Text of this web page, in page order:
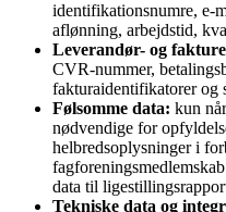
identifikationsnumre, e-
aflønning, arbejdstid,
Leverandør- og
CVR-nummer,
fakturaidentifikatorer og
Følsomme data: kun
nødvendige for
helbredsoplysninger i
data til
Tekniske data og